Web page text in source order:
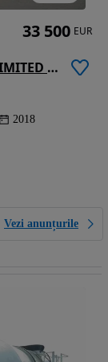
Renault T 520 / RETARDER / PIELE / LIMITED / TEAM ALPINE 66/99
2018
Vezi anunțurile
33 500 EUR